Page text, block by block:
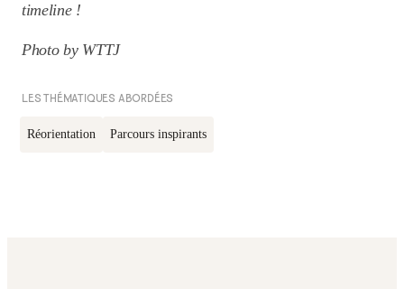
timeline !
Photo by WTTJ
LES THÉMATIQUES ABORDÉES
Réorientation Parcours inspirants